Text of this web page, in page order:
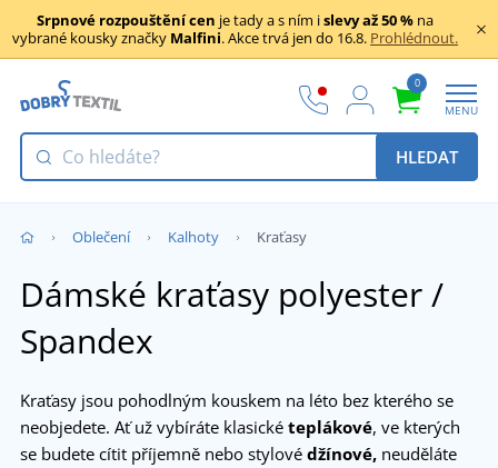
Srpnové rozpouštění cen je tady a s ním islevy až 50 % na
vybrané kousky značky Malfini. Akce trvá jen do 16.8. Prohlédnout.
0
MENU
HLEDAT
Oblečení Kalhoty Kraťasy
Dámské kraťasy polyester /
Spandex
Kraťasy jsou pohodlným kouskem na léto bez kterého se
neobjedete. Ať už vybíráte klasické teplákové, ve kterých
se budete cítit příjemně nebo stylové džínové, neuděláte